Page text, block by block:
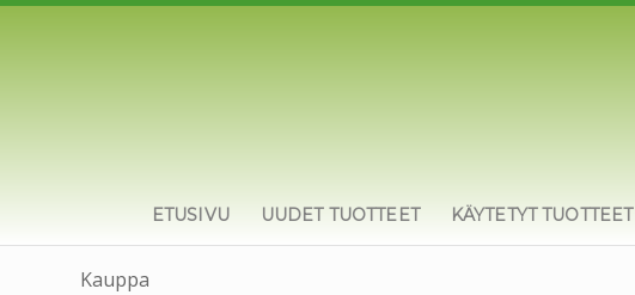
ETUSIVU UUDET TUOTTEET KÄYTETYT TUOTTEET
Kauppa